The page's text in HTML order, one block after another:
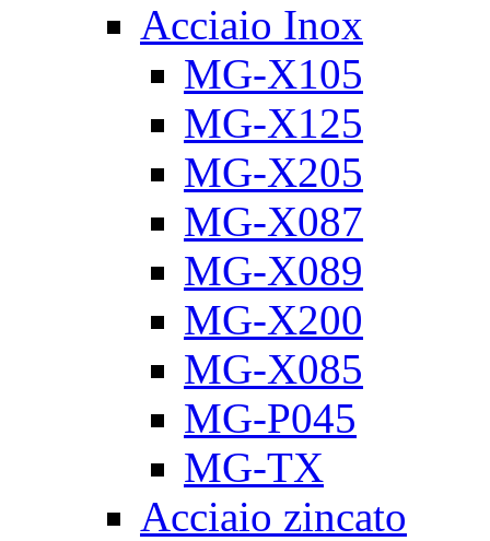
Acciaio Inox
MG-X105
MG-X125
MG-X205
MG-X087
MG-X089
MG-X200
MG-X085
MG-P045
MG-TX
Acciaio zincato